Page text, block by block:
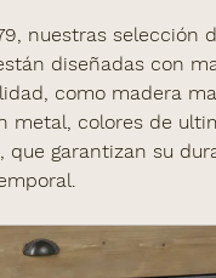
, nuestras selección
diseñadas con
como madera
metal, colores de
que garantizan su